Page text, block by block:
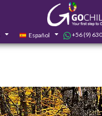
Español +56 (9)